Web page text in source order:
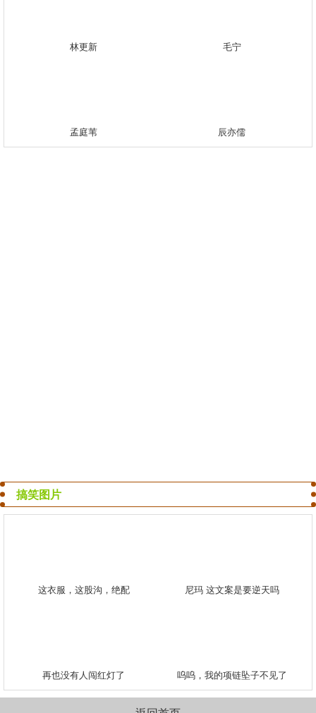
林更新 毛宁
孟庭苇 辰亦儒
搞笑图片
这衣服，这股沟，绝配 尼玛 这文案是要逆天吗
再也没有人闯红灯了 呜呜，我的项链坠子不见了